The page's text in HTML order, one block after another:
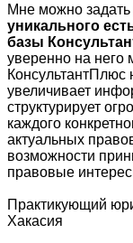
Мне можно
уникального
базы
уверенно на него
увеличивает
структурирует
каждого
актуальных
возможности
правовые
Практикующий
Хакасия